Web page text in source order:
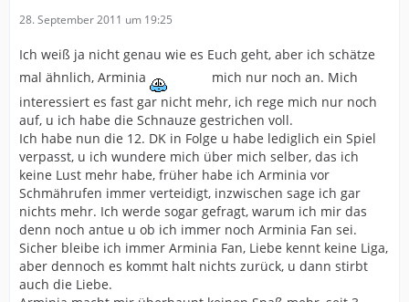
28. September 2011 um 19:25
Ich weiß ja nicht genau wie es Euch geht, aber ich schätze
mal ähnlich, Arminia
mich nur noch an. Mich
interessiert es fast gar nicht mehr, ich rege mich nur noch
auf, u ich habe die Schnauze gestrichen voll.
Ich habe nun die 12. DK in Folge u habe lediglich ein Spiel
verpasst, u ich wundere mich über mich selber, das ich
keine Lust mehr habe, früher habe ich Arminia vor
Schmährufen immer verteidigt, inzwischen sage ich gar
nichts mehr. Ich werde sogar gefragt, warum ich mir das
denn noch antue u ob ich immer noch Arminia Fan sei.
Sicher bleibe ich immer Arminia Fan, Liebe kennt keine Liga,
aber dennoch es kommt halt nichts zurück, u dann stirbt
auch die Liebe.